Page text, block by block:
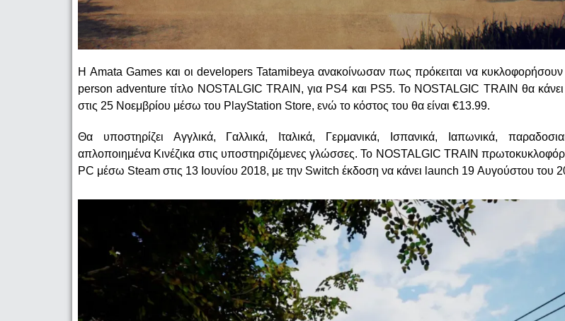
Η Amata Games και οι developers Tatamibeya ανακοίνωσαν πως πρόκειται να κυκλοφορήσουν
person adventure τίτλο NOSTALGIC TRAIN, για PS4 και PS5. To NOSTALGIC TRAIN θα
στις 25 Νοεμβρίου μέσω του PlayStation Store, ενώ το κόστος του θα είναι €13.99.
Θα υποστηρίζει Αγγλικά, Γαλλικά, Ιταλικά, Γερμανικά, Ισπανικά, Ιαπωνικά,
απλοποιημένα Κινέζικα στις υποστηριζόμενες γλώσσες. Το NOSTALGIC TRAIN
PC μέσω Steam στις 13 Ιουνίου 2018, με την Switch έκδοση να κάνει launch 19 Αυγούστου του